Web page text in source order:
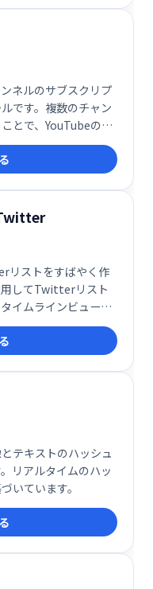
ネルのサブスクリプ
です。複数のチャン
とで、YouTubeのイ
できます。煩雑なサ
に、快適に。
リストをすばやく作
用してTwitterリスト
イムラインビューか
ートまたはすべてを
に含めることがで
テキストのハッシュ
リアルタイムのハッ
いています。